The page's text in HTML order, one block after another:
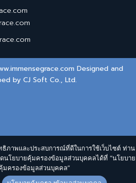
Designed and
by CJ Soft Co., Ltd.
ธิภาพและประสบการณ์ที่ดีในการใช้เว็บไซต์ ท่าน
ดนโยบายคุ้มครองข้อมูลส่วนบุคคลได้ที่ “นโยบาย
มครองข้อมูลส่วนบุคคล”